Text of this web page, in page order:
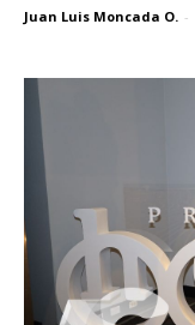
Juan Luis Moncada O. -